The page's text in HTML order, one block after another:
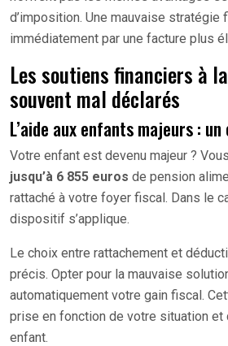
d’imposition. Une mauvaise stratégie
immédiatement par une facture plus
Les soutiens financiers à
souvent mal déclarés
L’aide aux enfants majeurs :
Votre enfant est devenu majeur ?
jusqu’à 6 855 euros de pension
rattaché à votre foyer fiscal. Dans le
dispositif s’applique.
Le choix entre rattachement et
précis. Opter pour la mauvaise
automatiquement votre gain fiscal.
prise en fonction de votre situation et
enfant.